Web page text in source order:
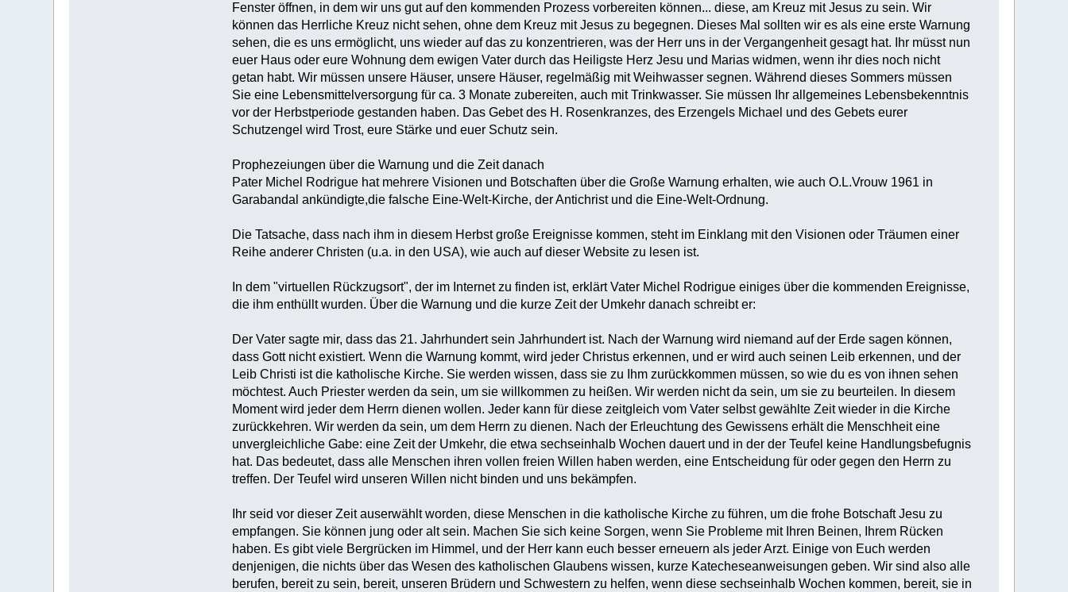
Fenster öffnen, in dem wir uns gut auf den kommenden Prozess vorbereiten können... diese, am Kreuz mit Jesus zu sein. Wir
können das Herrliche Kreuz nicht sehen, ohne dem Kreuz mit Jesus zu begegnen. Dieses Mal sollten wir es als eine erste Warnung
sehen, die es uns ermöglicht, uns wieder auf das zu konzentrieren, was der Herr uns in der Vergangenheit gesagt hat. ‎‎Ihr müsst nun
euer Haus oder eure Wohnung dem ewigen Vater durch das Heiligste Herz Jesu und Marias widmen, wenn ihr dies noch nicht
getan habt. Wir müssen unsere Häuser, unsere Häuser, regelmäßig mit Weihwasser segnen. Während dieses Sommers müssen
Sie eine Lebensmittelversorgung für ca. 3 Monate zubereiten, auch mit Trinkwasser. Sie müssen Ihr allgemeines Lebensbekenntnis
vor der Herbstperiode gestanden haben.‎‎ Das Gebet des H. Rosenkranzes, des Erzengels Michael und des Gebets eurer
Schutzengel wird Trost, eure Stärke und euer Schutz sein.‎
‎Prophezeiungen über die Warnung und die Zeit danach‎
‎Pater Michel Rodrigue hat mehrere Visionen und Botschaften über ‎‎die Große Warnung erhalten, wie auch O.L.Vrouw 1961 in
Garabandal ankündigte,‎‎die falsche Eine-Welt-Kirche, der Antichrist und die Eine-Welt-Ordnung.‎
‎Die Tatsache, dass nach ihm in diesem Herbst große Ereignisse kommen, steht im Einklang mit den Visionen oder Träumen einer
Reihe anderer Christen (u.a. in den USA), wie ‎‎auch auf dieser Website zu lesen ist.‎
‎In dem "virtuellen Rückzugsort", der im Internet zu finden ist, erklärt Vater Michel Rodrigue einiges über die kommenden Ereignisse,
die ihm enthüllt wurden. Über die Warnung und die kurze Zeit der Umkehr danach schreibt er:‎
‎Der Vater sagte mir, dass das 21. Jahrhundert sein Jahrhundert ist. Nach der Warnung wird niemand auf der Erde sagen können,
dass Gott nicht existiert. Wenn die Warnung kommt, wird jeder Christus erkennen, und er wird auch seinen Leib erkennen, und der
Leib Christi ist die katholische Kirche. Sie werden wissen, dass sie zu Ihm zurückkommen müssen, so wie du es von ihnen sehen
möchtest. Auch Priester werden da sein, um sie willkommen zu heißen. Wir werden nicht da sein, um sie zu beurteilen. In diesem
Moment wird jeder dem Herrn dienen wollen. Jeder kann für diese zeitgleich vom Vater selbst gewählte Zeit wieder in die Kirche
zurückkehren. Wir werden da sein, um dem Herrn zu dienen. Nach der Erleuchtung des Gewissens erhält die Menschheit eine
unvergleichliche Gabe: eine Zeit der Umkehr, die etwa sechseinhalb Wochen dauert und in der der Teufel keine Handlungsbefugnis
hat. Das bedeutet, dass alle Menschen ihren vollen freien Willen haben werden, eine Entscheidung für oder gegen den Herrn zu
treffen. Der Teufel wird unseren Willen nicht binden und uns bekämpfen.‎
‎Ihr seid vor dieser Zeit auserwählt worden, diese Menschen in die katholische Kirche zu führen, um die frohe Botschaft Jesu zu
empfangen. Sie können jung oder alt sein. Machen Sie sich keine Sorgen, wenn Sie Probleme mit Ihren Beinen, Ihrem Rücken
haben. Es gibt viele Bergrücken im Himmel, und der Herr kann euch besser erneuern als jeder Arzt. Einige von Euch werden
denjenigen, die nichts über das Wesen des katholischen Glaubens wissen, kurze Katecheseanweisungen geben. Wir sind also alle
berufen, bereit zu sein, bereit, unseren Brüdern und Schwestern zu helfen, wenn diese sechseinhalb Wochen kommen, bereit, sie in